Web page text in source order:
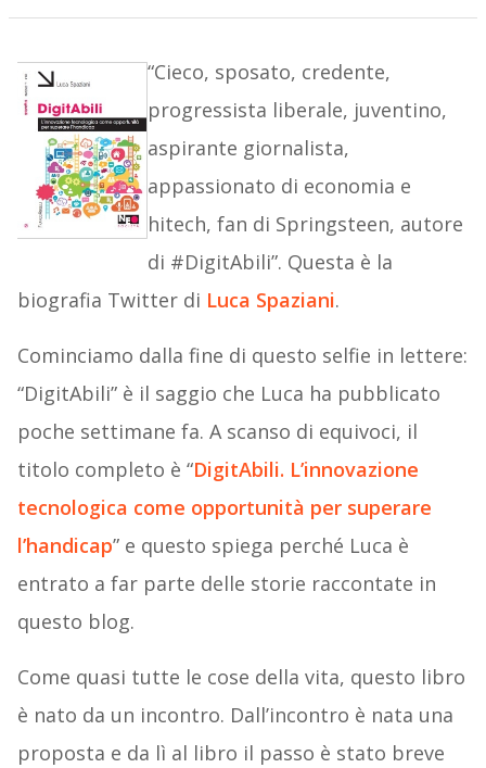
“Cieco, sposato, credente,
progressista liberale, juventino,
aspirante giornalista,
appassionato di economia e
hitech, fan di Springsteen, autore
di #DigitAbili”. Questa è la
biografia Twitter di Luca Spaziani.
Cominciamo dalla fine di questo selfie in lettere:
“DigitAbili” è il saggio che Luca ha pubblicato
poche settimane fa. A scanso di equivoci, il
titolo completo è “DigitAbili. L’innovazione
tecnologica come opportunità per superare
l’handicap” e questo spiega perché Luca è
entrato a far parte delle storie raccontate in
questo blog.
Come quasi tutte le cose della vita, questo libro
è nato da un incontro. Dall’incontro è nata una
proposta e da lì al libro il passo è stato breve